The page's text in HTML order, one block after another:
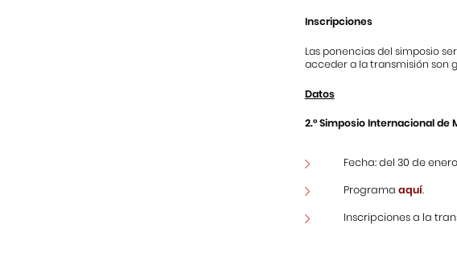
Inscripciones
Las ponencias del simposio
acceder a la transmisión son
Datos
2.° Simposio Internacional
Fecha: del 30 de
Programa aquí.
Inscripciones a la